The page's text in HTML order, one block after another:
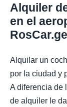
Alquiler
en el
RosCar.ge
Alquilar un
por la ciudad y
A diferencia de
de alquiler le